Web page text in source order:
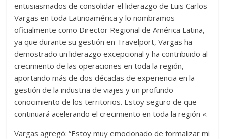
entusiasmados de consolidar el liderazgo de Luis Carlos
Vargas en toda Latinoamérica y lo nombramos
oficialmente como Director Regional de América Latina,
ya que durante su gestión en Travelport, Vargas ha
demostrado un liderazgo excepcional y ha contribuido al
crecimiento de las operaciones en toda la región,
aportando más de dos décadas de experiencia en la
gestión de la industria de viajes y un profundo
conocimiento de los territorios. Estoy seguro de que
continuará acelerando el crecimiento en toda la región «.
Vargas agregó: “Estoy muy emocionado de formalizar mi